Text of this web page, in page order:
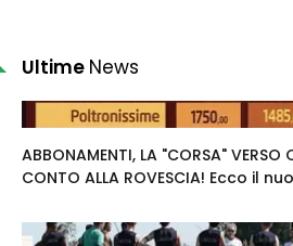
Ultime News
ABBONAMENTI, LA "CORSA" VERSO
CONTO ALLA ROVESCIA! Ecco il